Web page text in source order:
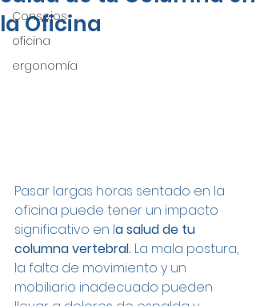
Consejos
oficina
ergonomía
la Oficina
Pasar largas horas sentado en la
oficina puede tener un impacto
significativo en la salud de tu
columna vertebral. La mala postura,
la falta de movimiento y un
mobiliario inadecuado pueden